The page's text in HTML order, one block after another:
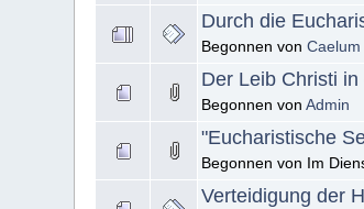
Durch die
Begonnen vonCaelum
Der Leib Christi
Begonnen vonAdmin
"Eucharistische
Begonnen von Im
Verteidigung der